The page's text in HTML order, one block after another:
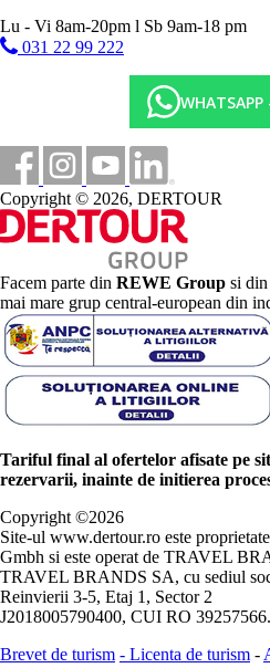
Lu - Vi 8am-20pm l Sb 9am-18 pm
031 22 99 222
WHATSAPP
Copyright © 2026, DERTOUR
Facem parte din REWE Group si
mai mare grup central-european din
Tariful final al ofertelor afisate pe
rezervarii, inainte de initierea
Copyright ©2026
Site-ul www.dertour.ro este
Gmbh si este operat de TRAVEL
TRAVEL BRANDS SA, cu sediul
Reinvierii 3-5, Etaj 1, Sector 2
J2018005790400, CUI RO 39257566.
Brevet de turism - Licenta de turism -